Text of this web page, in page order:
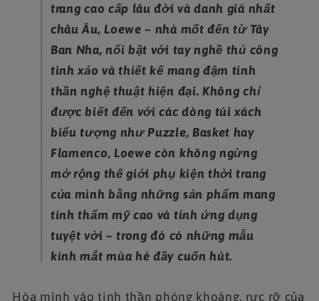
trang cao cấp lâu đời và danh giá nhất
châu Âu, Loewe – nhà mốt đến từ Tây
Ban Nha, nổi bật với tay nghề thủ công
tinh xảo và thiết kế mang đậm tinh
thần nghệ thuật hiện đại. Không chỉ
được biết đến với các dòng túi xách
biểu tượng như Puzzle, Basket hay
Flamenco, Loewe còn không ngừng
mở rộng thế giới phụ kiện thời trang
của mình bằng những sản phẩm mang
tính thẩm mỹ cao và tính ứng dụng
tuyệt vời – trong đó có những mẫu
kính mắt mùa hè đầy cuốn hút.
Hòa mình vào tinh thần phóng khoáng, rực rỡ của